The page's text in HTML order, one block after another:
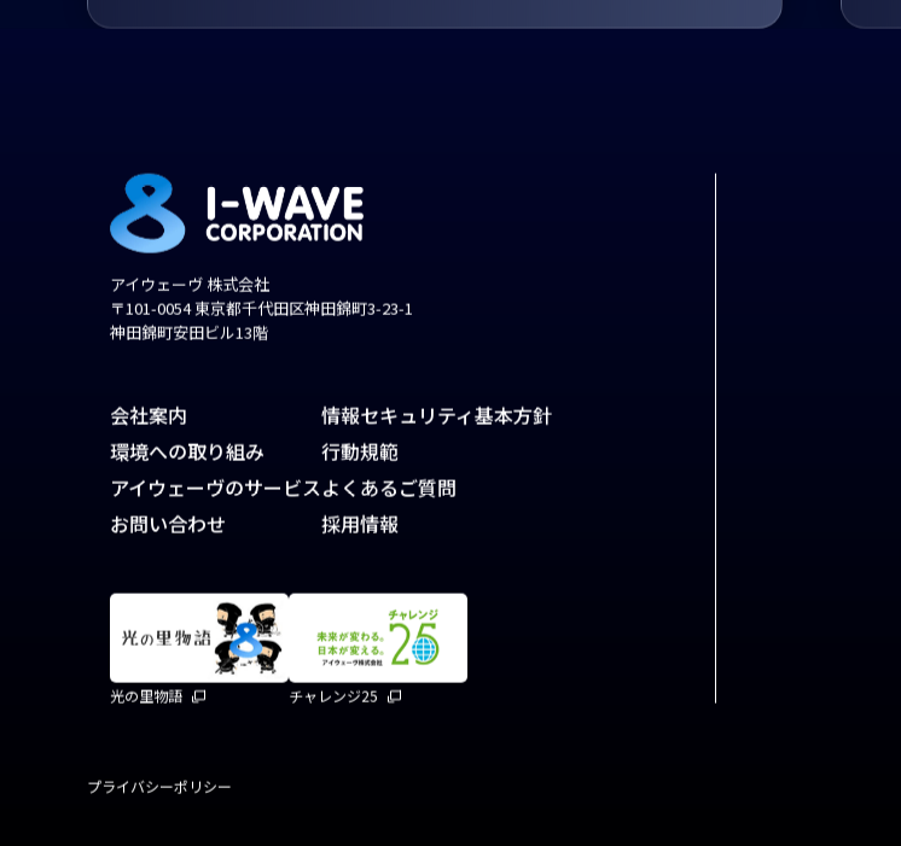
アイウェーヴ 株式会社
〒101-0054 東京都千代田区神田錦町3-23-1
神田錦町安田ビル13階
会社案内
環境への取り組み
アイウェーヴのサービス
お問い合わせ
情報セキュリティ基本方針
行動規範
よくあるご質問
採用情報
光の里物語 チャレンジ25
プライバシーポリシー